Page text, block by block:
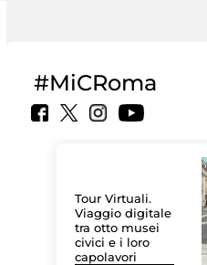
#MiCRoma
Tour Virtuali.
Viaggio digitale
tra otto musei
civici e i loro
capolavori